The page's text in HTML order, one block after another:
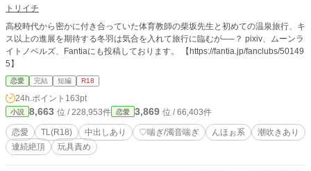
トリイチ
高校時代から密かに付き合っていた体育教師の柴坂先生と初めての温泉旅行、キ
ス以上の進展を期待する冬羽は気合を入れて旅行に臨むが──？ pixiv、ムーンラ
イトノベルズ、Fantiaにも投稿しております。 【https://fantia.jp/fanclubs/50149
5】
恋愛 完結 短編 R18
24h.ポイント 163pt
小説 8,663 位 / 228,953件 恋愛 3,869 位 / 66,403件
恋愛 TL(R18) 中出しあり ♡喘ぎ/濁音喘ぎ んほぉ系
潮吹きあり
連続絶頂
玩具責め